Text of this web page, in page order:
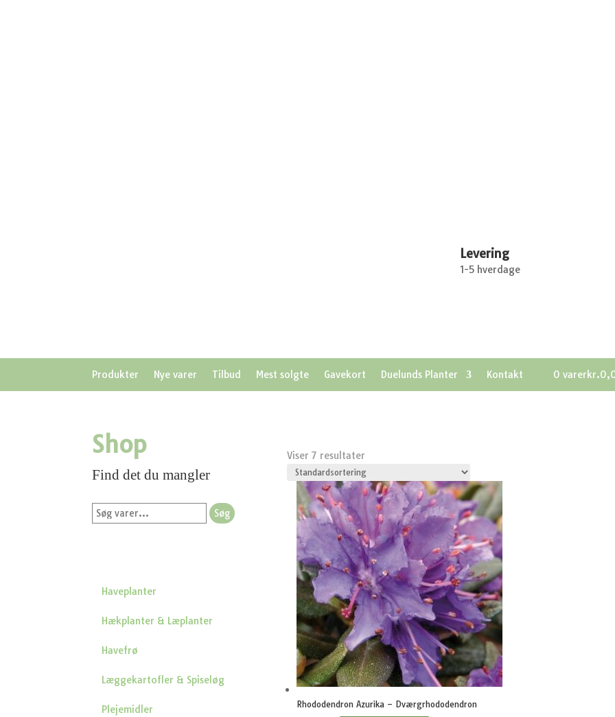
Levering
1-5 hverdage
Produkter Nye varer Tilbud Mest solgte Gavekort Duelunds Planter Kontakt 0 varer
Shop
Find det du mangler
Søg
efter:
Søg
Haveplanter
Hækplanter & Læplanter
Havefrø
Læggekartofler & Spiseløg
Plejemidler
Viser 7 resultater
Rhododendron Azurika – Dværgrhododendron